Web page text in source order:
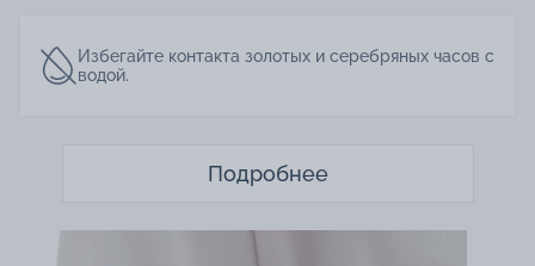
Избегайте контакта золотых и серебряных часов с
водой.
Подробнее